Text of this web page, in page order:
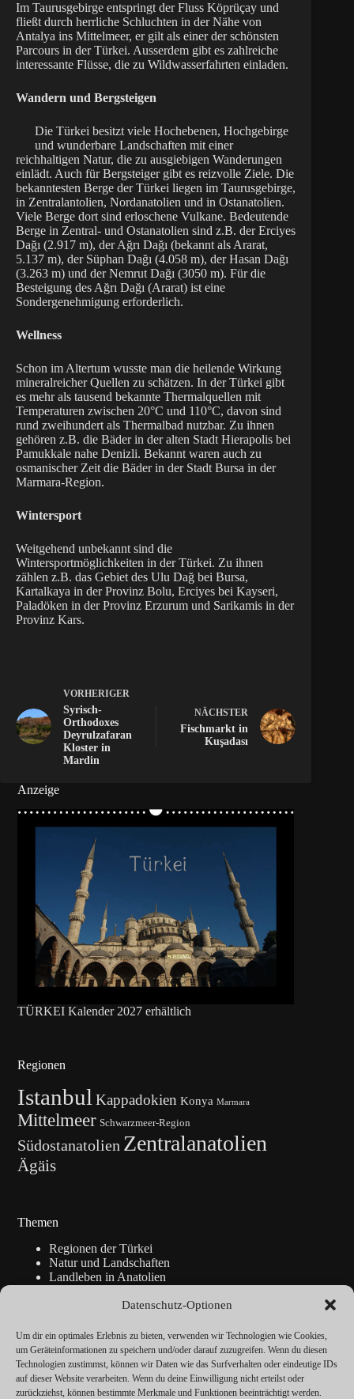
Datenschutz-Optionen
Um dir ein optimales Erlebnis zu bieten, verwenden wir Technologien wie Cookies,
um Geräteinformationen zu speichern und/oder darauf zuzugreifen. Wenn du diesen
Technologien zustimmst, können wir Daten wie das Surfverhalten oder eindeutige IDs
auf dieser Website verarbeiten. Wenn du deine Einwilligung nicht erteilst oder
zurückziehst, können bestimmte Merkmale und Funktionen beeinträchtigt werden.
Im Taurusgebirge entspringt der Fluss Köprüçay und
fließt durch herrliche Schluchten in der Nähe von
Antalya ins Mittelmeer, er gilt als einer der schönsten
Parcours in der Türkei. Ausserdem gibt es zahlreiche
interessante Flüsse, die zu Wildwasserfahrten einladen.
Wandern und Bergsteigen
Die Türkei besitzt viele Hochebenen, Hochgebirge
und wunderbare Landschaften mit einer
reichhaltigen Natur, die zu ausgiebigen Wanderungen
einlädt. Auch für Bergsteiger gibt es reizvolle Ziele. Die
bekanntesten Berge der Türkei liegen im Taurusgebirge,
in Zentralantolien, Nordanatolien und in Ostanatolien.
Viele Berge dort sind erloschene Vulkane. Bedeutende
Berge in Zentral- und Ostanatolien sind z.B. der Erciyes
Dağı (2.917 m), der Ağrı Dağı (bekannt als Ararat,
5.137 m), der Süphan Dağı (4.058 m), der Hasan Dağı
(3.263 m) und der Nemrut Dağı (3050 m). Für die
Besteigung des Ağrı Dağı (Ararat) ist eine
Sondergenehmigung erforderlich.
Wellness
Schon im Altertum wusste man die heilende Wirkung
mineralreicher Quellen zu schätzen. In der Türkei gibt
es mehr als tausend bekannte Thermalquellen mit
Temperaturen zwischen 20°C und 110°C, davon sind
rund zweihundert als Thermalbad nutzbar. Zu ihnen
gehören z.B. die Bäder in der alten Stadt Hierapolis bei
Pamukkale nahe Denizli. Bekannt waren auch zu
osmanischer Zeit die Bäder in der Stadt Bursa in der
Marmara-Region.
Wintersport
Weitgehend unbekannt sind die
Wintersportmöglichkeiten in der Türkei. Zu ihnen
zählen z.B. das Gebiet des Ulu Dağ bei Bursa,
Kartalkaya in der Provinz Bolu, Erciyes bei Kayseri,
Paladöken in der Provinz Erzurum und Sarikamis in der
Provinz Kars.
VORHERIGER
Syrisch-
Orthodoxes
Deyrulzafaran
Kloster in
Mardin
NÄCHSTER
Fischmarkt in
Kuşadası
Anzeige
TÜRKEI Kalender 2027 erhältlich
Regionen
Istanbul Kappadokien Konya Marmara
Mittelmeer Schwarzmeer-Region
Südostanatolien Zentralanatolien
Ägäis
Themen
Regionen der Türkei
Natur und Landschaften
Landleben in Anatolien
Blickpunkte
Reise-Info